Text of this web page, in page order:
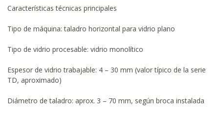
Características técnicas principales
Tipo de máquina: taladro horizontal para vidrio plano
Tipo de vidrio procesable: vidrio monolítico
Espesor de vidrio trabajable: 4 – 30 mm (valor típico de la serie
TD, aproximado)
Diámetro de taladro: aprox. 3 – 70 mm, según broca instalada